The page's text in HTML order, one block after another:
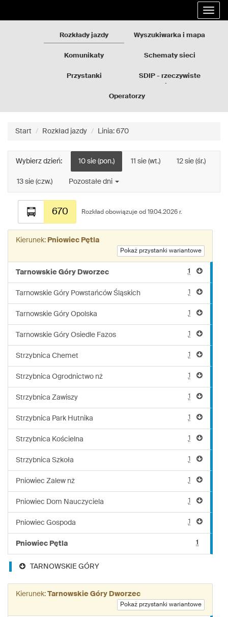
Rozkłady jazdy Wyszukiwarka i mapa
Komunikaty Schematy sieci
Przystanki
SDIP - rzeczywiste
Operatorzy
Start Rozkład jazdy Linia: 670
Wybierz dzień: 10 sie (pon.) 11 sie (wt.) 12 sie (śr.)
13 sie (czw.) Pozostałe dni
670
jazdy
linii:
670
Rozkład obowiązuje od 19.04.2026 r.
Kierunek: Pniowiec Pętla
Pokaż przystanki wariantowe
Tarnowskie Góry Dworzec 1
Tarnowskie Góry Powstańców Śląskich 1
Tarnowskie Góry Opolska 1
Tarnowskie Góry Osiedle Fazos 1
Strzybnica Chemet 1
Strzybnica Ogrodnictwo nż 1
Strzybnica Zawiszy 1
Strzybnica Park Hutnika 1
Strzybnica Kościelna 1
Strzybnica Szkoła 1
Pniowiec Zalew nż 1
Pniowiec Dom Nauczyciela 1
Pniowiec Gospoda 1
Pniowiec Pętla 1
TARNOWSKIE GÓRY
Kierunek: Tarnowskie Góry Dworzec
Pokaż przystanki wariantowe